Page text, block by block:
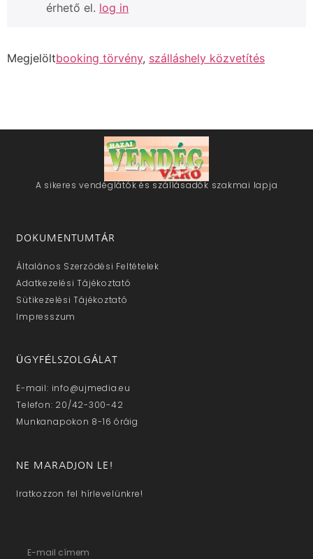
érhető el. log in
Megjelöltbooking törvény, szálláshely közvetítés
A sikeres vendéglátók és szállásadók szakmai lapja
DOKUMENTUMTÁR
Általános Szerződési Feltételek
Adatkezelési Tájékoztató
Sütikezelési Tájékoztató
Impresszum
ÜGYFÉLSZOLGÁLAT
E-mail: info@ujmedia.eu
Telefon: 20/42-300-42
Munkanapokon 8-16 óráig
NE MARADJON LE!
Iratkozzon fel hírlevelünkre!